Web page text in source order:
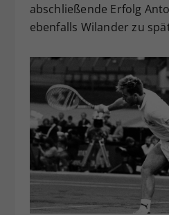
abschließende Erfolg
ebenfalls Wilander zu